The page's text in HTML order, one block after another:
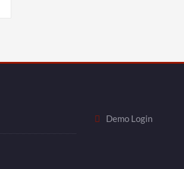
Demo Login